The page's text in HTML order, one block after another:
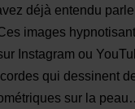
déjà entendu
images
Instagram ou
qui dessinent
sur la